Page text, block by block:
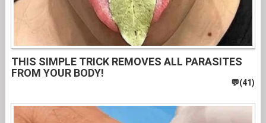
THIS SIMPLE TRICK REMOVES ALL PARASITES
FROM YOUR BODY!